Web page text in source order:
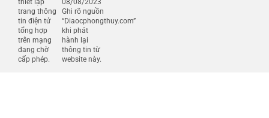
thiết lập
trang thông
tin điện tử
tổng hợp
trên mạng
đang chờ
cấp phép.
08/08/2023
Ghi rõ nguồn
“Diaocphongthuy.com”
khi phát
hành lại
thông tin từ
website này.